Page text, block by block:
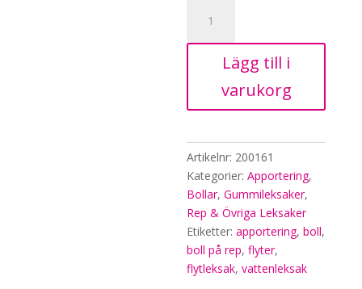
rep
Lägg till i
varukorg
Artikelnr: 200161
Kategorier:Apportering,
Bollar,Gummileksaker,
Rep & Övriga Leksaker
Etiketter:apportering,boll,
boll på rep,flyter,
flytleksak,vattenleksak